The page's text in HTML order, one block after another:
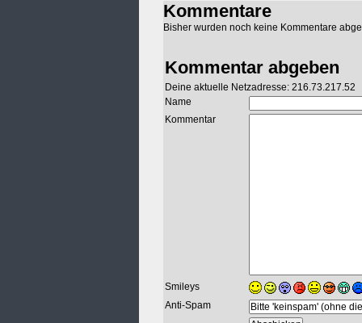
Kommentare
Bisher wurden noch keine Kommentare
Kommentar abgeben
Deine aktuelle Netzadresse: 216.73.217.52
Name
Kommentar
Smileys
Anti-Spam